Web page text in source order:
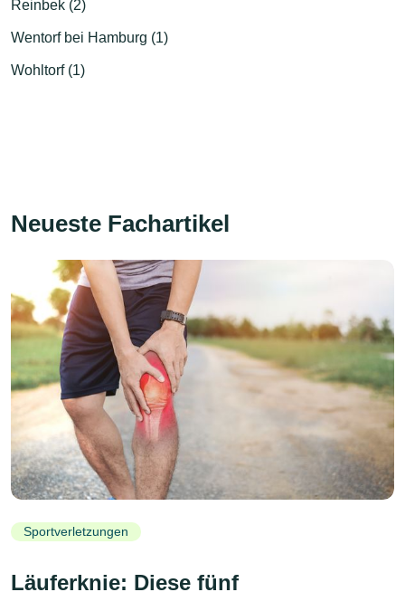
Reinbek (2)
Wentorf bei Hamburg (1)
Wohltorf (1)
Neueste Fachartikel
Sportverletzungen
Läuferknie: Diese fünf